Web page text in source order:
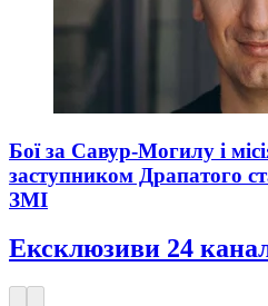
Бої за Савур-Могилу і
заступником Драпатого
ЗМІ
Ексклюзиви 24